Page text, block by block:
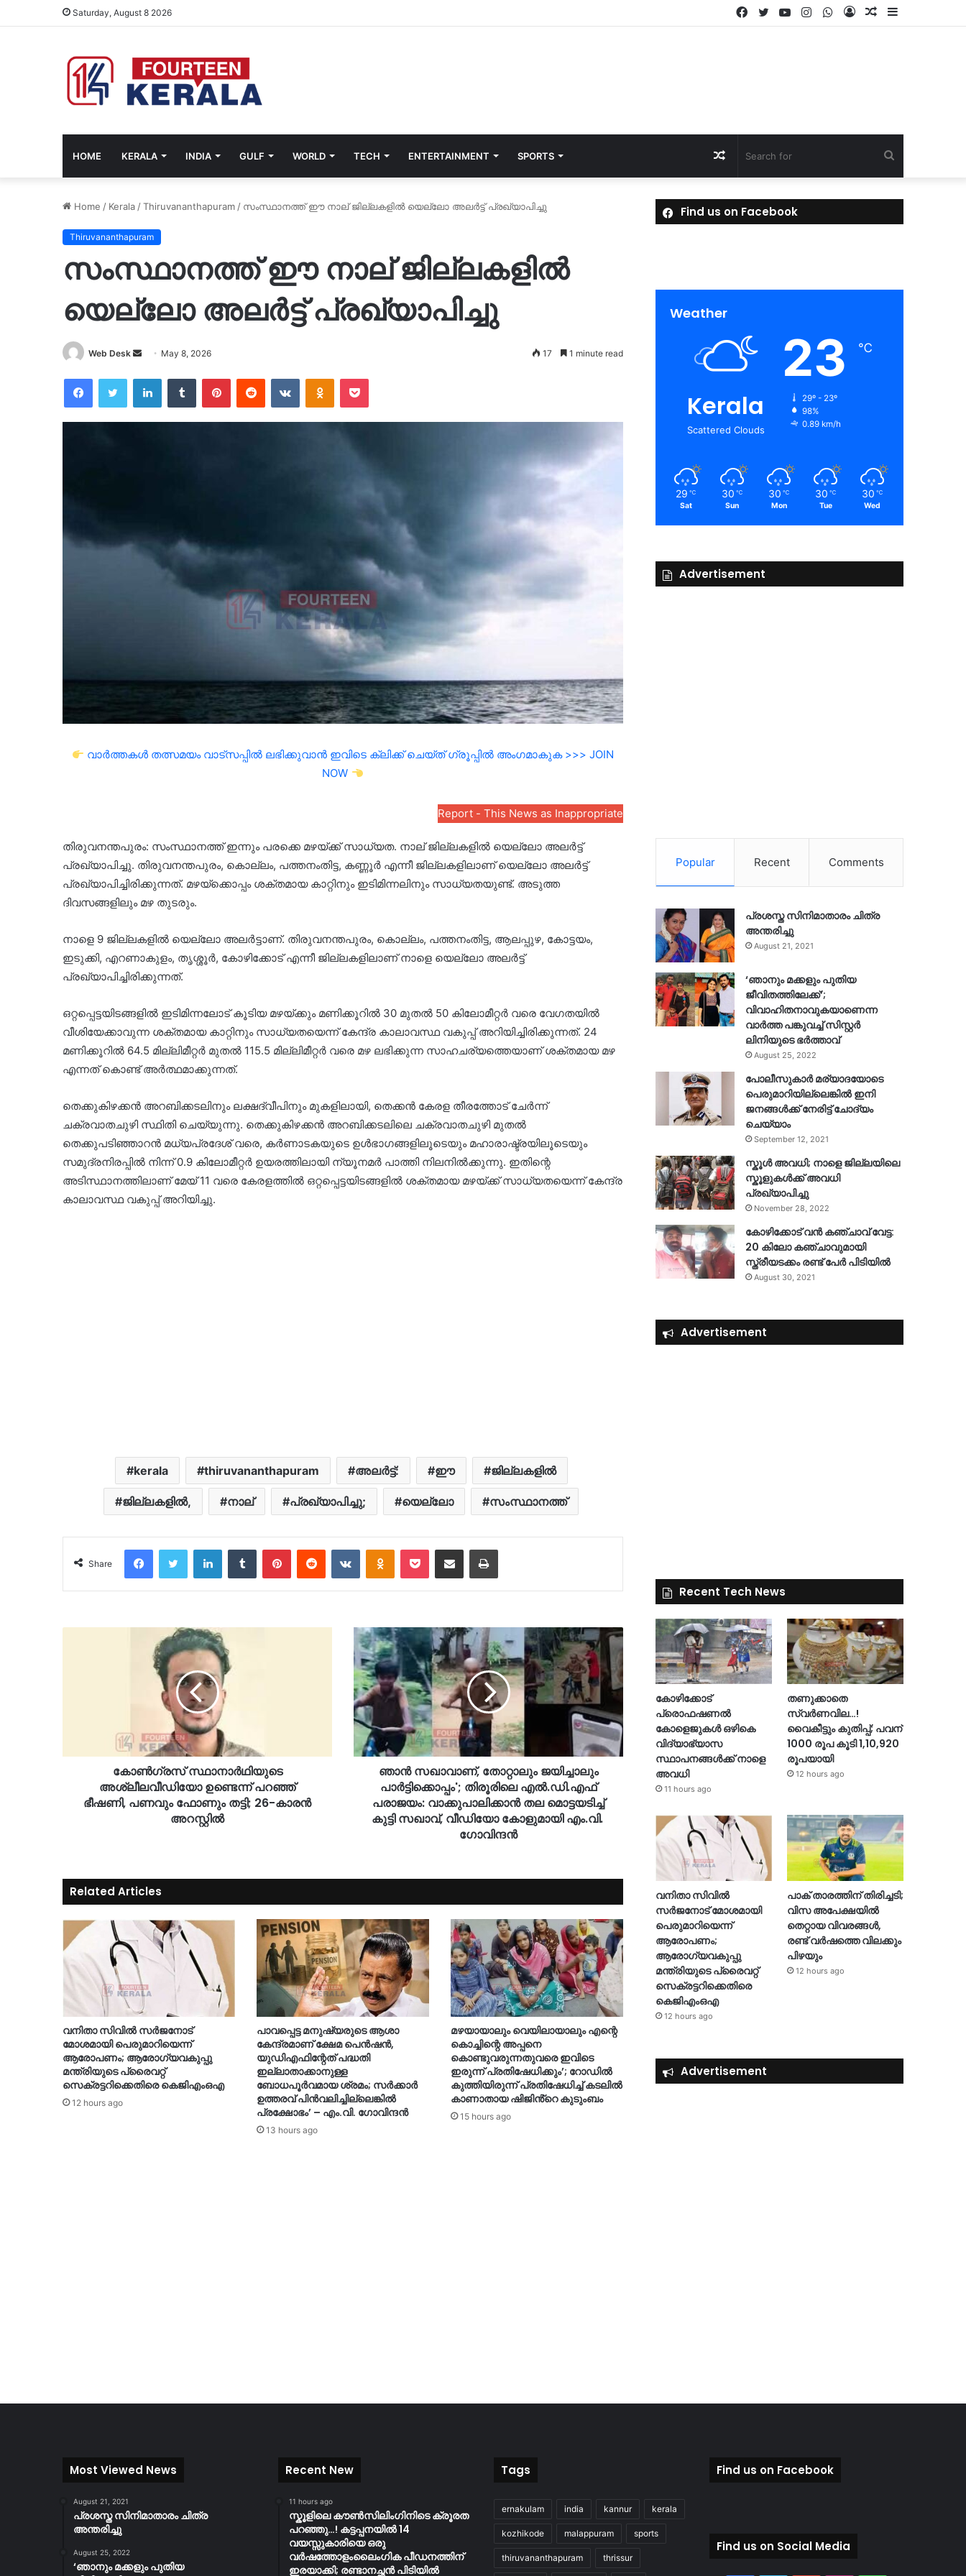
Saturday, August 8 2026 Sidebar
Random
Log
WhatsApp
Instagram
YouTube
Twitter
Facebook
HOME KERALA INDIA GULF WORLD TECH ENTERTAINMENT SPORTS
for
Random
Article
Home / Kerala /Thiruvananthapuram / സംസ്ഥാനത്ത് ഈ നാല് ജില്ലകളിൽ യെല്ലോ അലർട്ട് പ്രഖ്യാപിച്ചു
Thiruvananthapuram
സംസ്ഥാനത്ത് ഈ നാല് ജില്ലകളിൽ
യെല്ലോ അലർട്ട് പ്രഖ്യാപിച്ചു
Web Desk
Send
email
May 8, 2026 17 1 minute read
FacebookTwitter LinkedInTumblr PinterestReddit VKontakteOdnoklassniki
Pocket
വാർത്തകൾ തത്സമയം വാട്സപ്പിൽ ലഭിക്കുവാൻ ഇവിടെ ക്ലിക്ക് ചെയ്ത് ഗ്രൂപ്പിൽ അംഗമാകുക >>> JOIN
NOW
Report - This News as Inappropriate
തിരുവനന്തപുരം: സംസ്ഥാനത്ത് ഇന്നും പരക്കെ മഴയ്ക്ക് സാധ്യത. നാല് ജില്ലകളിൽ യെല്ലോ അലർട്ട്
പ്രഖ്യാപിച്ചു. തിരുവനന്തപുരം, കൊല്ലം, പത്തനംതിട്ട, കണ്ണൂ‍ർ എന്നീ ജില്ലകളിലാണ് യെല്ലോ അലർട്ട്
പ്രഖ്യാപിച്ചിരിക്കുന്നത്. മഴയ്ക്കൊപ്പം ശക്തമായ കാറ്റിനും ഇടിമിന്നലിനും സാധ്യതയുണ്ട്. അടുത്ത
ദിവസങ്ങളിലും മഴ തുടരും.
നാളെ 9 ജില്ലകളിൽ യെല്ലോ അലർട്ടാണ്. തിരുവനന്തപുരം, കൊല്ലം, പത്തനംതിട്ട, ആലപ്പുഴ, കോട്ടയം,
ഇടുക്കി, എറണാകുളം, തൃശ്ശൂർ, കോഴിക്കോട് എന്നീ ജില്ലകളിലാണ് നാളെ യെല്ലോ അലർട്ട്
പ്രഖ്യാപിച്ചിരിക്കുന്നത്.
ഒറ്റപ്പെട്ടയിടങ്ങളിൽ ഇടിമിന്നലോട് കൂടിയ മഴയ്ക്കും മണിക്കൂറിൽ 30 മുതൽ 50 കിലോമീറ്റർ വരെ വേഗതയിൽ
വീശിയേക്കാവുന്ന ശക്തമായ കാറ്റിനും സാധ്യതയെന്ന് കേന്ദ്ര കാലാവസ്ഥ വകുപ്പ് അറിയിച്ചിരിക്കുന്നത്. 24
മണിക്കൂറിൽ 64.5 മില്ലിമീറ്റർ മുതൽ 115.5 മില്ലിമീറ്റർ വരെ മഴ ലഭിക്കുന്ന സാഹചര്യത്തെയാണ് ശക്തമായ മഴ
എന്നത് കൊണ്ട് അർത്ഥമാക്കുന്നത്.
തെക്കുകിഴക്കൻ അറബിക്കടലിനും ലക്ഷദ്വീപിനും മുകളിലായി, തെക്കൻ കേരള തീരത്തോട് ചേർന്ന്
ചക്രവാതചുഴി സ്ഥിതി ചെയ്യുന്നു. തെക്കുകിഴക്കൻ അറബിക്കടലിലെ ചക്രവാതചുഴി മുതൽ
തെക്കുപടിഞ്ഞാറൻ മധ്യപ്രദേശ് വരെ, കർണാടകയുടെ ഉൾഭാഗങ്ങളിലൂടെയും മഹാരാഷ്ട്രയിലൂടെയും
സമുദ്രനിരപ്പിൽ നിന്ന് 0.9 കിലോമീറ്റർ ഉയരത്തിലായി ന്യൂനമർ പാത്തി നിലനിൽക്കുന്നു. ഇതിന്റെ
അടിസ്ഥാനത്തിലാണ് മേയ് 11 വരെ കേരളത്തിൽ ഒറ്റപ്പെട്ടയിടങ്ങളിൽ ശക്തമായ മഴയ്ക്ക് സാധ്യതയെന്ന് കേന്ദ്ര
കാലാവസ്ഥ വകുപ്പ് അറിയിച്ചു.
kerala thiruvananthapuram അലർട്ട്: ഈ ജില്ലകളില്‍
ജില്ലകളില്‍, നാല് പ്രഖ്യാപിച്ചു; യെല്ലോ സംസ്ഥാനത്ത്
Share
FacebookTwitter LinkedInTumblr PinterestReddit VKontakteOdnoklassniki
Pocket Share via Email Print
കോൺഗ്രസ് സ്ഥാനാർഥിയുടെ
അശ്ലീലവീഡിയോ ഉണ്ടെന്ന് പറഞ്ഞ്
ഭീഷണി, പണവും ഫോണും തട്ടി; 26-കാരൻ
അറസ്റ്റിൽ
ഞാൻ സഖാവാണ്, തോറ്റാലും ജയിച്ചാലും
പാർട്ടിക്കൊപ്പം'; തിരൂരിലെ എൽ.ഡി.എഫ്
പരാജയം: വാക്കുപാലിക്കാൻ തല മൊട്ടയടിച്ച്
കുട്ടി സഖാവ്, വീഡിയോ കോളുമായി എം.വി. ​​
ഗോവിന്ദൻ
Related Articles
വനിതാ സിവിൽ സർജനോട്
മോശമായി പെരുമാറിയെന്ന്
ആരോപണം; ആരോഗ്യവകുപ്പു
മന്ത്രിയുടെ പ്രൈവറ്റ്
സെക്രട്ടറിക്കെതിരെ കെജിഎംഒഎ
12 hours ago
പാവപ്പെട്ട മനുഷ്യരുടെ ആശാ
കേന്ദ്രമാണ് ക്ഷേമ പെൻഷൻ,
യുഡിഎഫിന്റേത് പദ്ധതി
ഇല്ലാതാക്കാനുള്ള
ബോധപൂർവമായ ശ്രമം; സർക്കാർ
ഉത്തരവ് പിൻവലിച്ചില്ലെങ്കിൽ
പ്രക്ഷോഭം’ – എം.വി. ഗോവിന്ദൻ
13 hours ago
മഴയായാലും വെയിലായാലും എന്റെ
കൊച്ചിന്റെ അപ്പനെ
കൊണ്ടുവരുന്നതുവരെ ഇവിടെ
ഇരുന്ന് പ്രതിഷേധിക്കും’; റോഡില്‍
കുത്തിയിരുന്ന് പ്രതിഷേധിച്ച് കടലില്‍
കാണാതായ ഷിജിൻ്റെ കുടുംബം
15 hours ago
Find us on Facebook
Weather
Kerala
Scattered Clouds
23 ℃
29º - 23º
98%
0.89 km/h
29 ℃
Sat
30 ℃
Sun
30 ℃
Mon
30 ℃
Tue
30 ℃
Wed
Advertisement
Popular Recent Comments
പ്രശസ്ത സിനിമാതാരം ചിത്ര
അന്തരിച്ചു
August 21, 2021
‘ഞാനും മക്കളും പുതിയ
ജീവിതത്തിലേക്ക്’;
വിവാഹിതനാവുകയാണെന്ന
വാർത്ത പങ്കുവച്ച് സിസ്റ്റർ
ലിനിയുടെ ഭർത്താവ്
August 25, 2022
പോലീസുകാര്‍ മര്യാദയോടെ
പെരുമാറിയില്ലെങ്കില്‍ ഇനി
ജനങ്ങള്‍ക്ക് നേരിട്ട് ചോദ്യം
ചെയ്യാം
September 12, 2021
സ്കൂൾ അവധി; നാളെ ജില്ലയിലെ
സ്കൂളുകൾക്ക് അവധി
പ്രഖ്യാപിച്ചു
November 28, 2022
കോഴിക്കോട് വൻ കഞ്ചാവ് വേട്ട:
20 കിലോ കഞ്ചാവുമായി
സ്ത്രീയടക്കം രണ്ട് പേർ പിടിയിൽ
August 30, 2021
Advertisement
Recent Tech News
കോഴിക്കോട്
പ്രൊഫഷണൽ
കോളെജുകൾ ഒഴികെ
വിദ്യാഭ്യാസ
സ്ഥാപനങ്ങൾക്ക് നാളെ
അവധി
11 hours ago
തണുക്കാതെ
സ്വർണവില…!
വൈകീട്ടും കുതിപ്പ്; പവന്
1000 രൂപ കൂടി 1,10,920
രൂപയായി
12 hours ago
വനിതാ സിവിൽ
സർജനോട് മോശമായി
പെരുമാറിയെന്ന്
ആരോപണം;
ആരോഗ്യവകുപ്പു
മന്ത്രിയുടെ പ്രൈവറ്റ്
സെക്രട്ടറിക്കെതിരെ
കെജിഎംഒഎ
12 hours ago
പാക് താരത്തിന് തിരിച്ചടി;
വിസ അപേക്ഷയിൽ
തെറ്റായ വിവരങ്ങൾ,
രണ്ട് വർഷത്തെ വിലക്കും
പിഴയും
12 hours ago
Advertisement
Most Viewed News
August 21, 2021
പ്രശസ്ത സിനിമാതാരം ചിത്ര
അന്തരിച്ചു
August 25, 2022
‘ഞാനും മക്കളും പുതിയ
Recent New
11 hours ago
സ്കൂളിലെ കൗൺസിലിംഗിനിടെ ക്രൂരത
പറഞ്ഞു…! കട്ടപ്പനയിൽ 14
വയസ്സുകാരിയെ ഒരു
വർഷത്തോളംലൈംഗിക പീഡനത്തിന്
ഇരയാക്കി; രണ്ടാനച്ഛൻ പിടിയിൽ
Tags
ernakulam india kannur kerala
kozhikode malappuram sports
thiruvananthapuram thrissur
Find us on Facebook
Find us on Social Media